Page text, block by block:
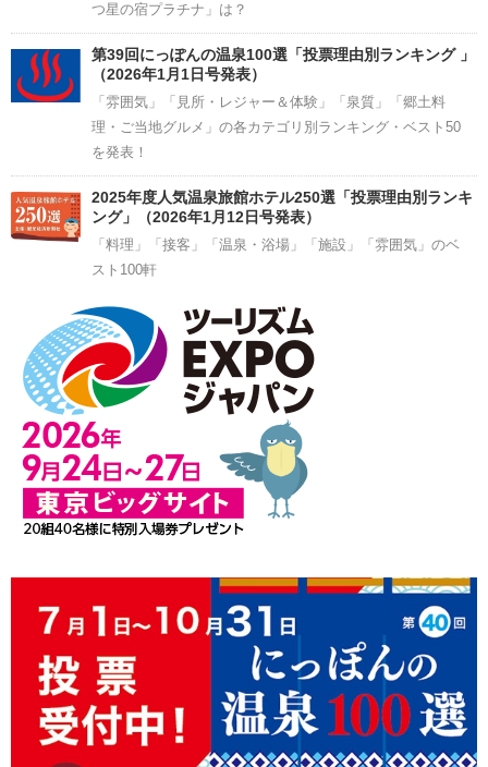
つ星の宿プラチナ」は？
第39回にっぽんの温泉100選「投票理由別ランキング 」
（2026年1月1日号発表）
「雰囲気」「見所・レジャー＆体験」「泉質」「郷土料
理・ご当地グルメ」の各カテゴリ別ランキング・ベスト50
を発表！
2025年度人気温泉旅館ホテル250選「投票理由別ランキ
ング」（2026年1月12日号発表）
「料理」「接客」「温泉・浴場」「施設」「雰囲気」のベ
スト100軒